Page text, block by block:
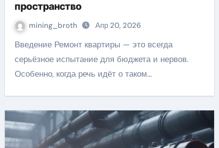
пространство
mining_broth Апр 20, 2026
Введение Ремонт квартиры — это всегда
серьёзное испытание для бюджета и нервов.
Особенно, когда речь идёт о таком…